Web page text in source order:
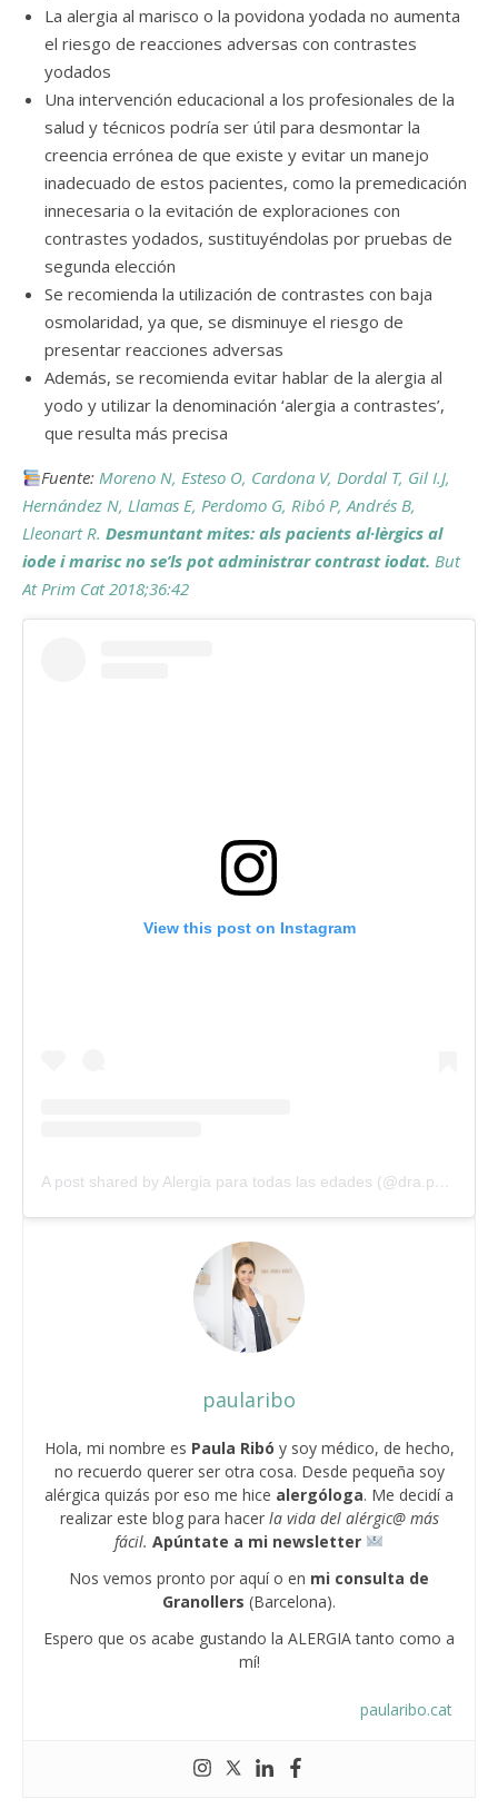
La alergia al marisco o la povidona yodada no aumenta
el riesgo de reacciones adversas con contrastes
yodados
Una intervención educacional a los profesionales de la
salud y técnicos podría ser útil para desmontar la
creencia errónea de que existe y evitar un manejo
inadecuado de estos pacientes, como la premedicación
innecesaria o la evitación de exploraciones con
contrastes yodados, sustituyéndolas por pruebas de
segunda elección
Se recomienda la utilización de contrastes con baja
osmolaridad, ya que, se disminuye el riesgo de
presentar reacciones adversas
Además, se recomienda evitar hablar de la alergia al
yodo y utilizar la denominación ‘alergia a contrastes’,
que resulta más precisa
Fuente: Moreno N, Esteso O, Cardona V, Dordal T, Gil I.J,
Hernández N, Llamas E, Perdomo G, Ribó P, Andrés B,
Lleonart R. Desmuntant mites: als pacients al·lèrgics al
iode i marisc no se’ls pot administrar contrast iodat. But
At Prim Cat 2018;36:42
View this post on Instagram
paularibo
Hola, mi nombre es Paula Ribó y soy médico, de hecho,
no recuerdo querer ser otra cosa. Desde pequeña soy
alérgica quizás por eso me hice alergóloga. Me decidí a
realizar este blog para hacerla vida del alérgic@ más
fácil.Apúntate a mi newsletter
Nos vemos pronto por aquí o en mi consulta de
Granollers (Barcelona).
Espero que os acabe gustando la ALERGIA tanto como a
mí!
paularibo.cat